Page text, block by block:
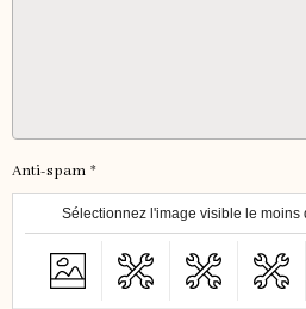
Anti-spam
Sélectionnez l'image visible le moins